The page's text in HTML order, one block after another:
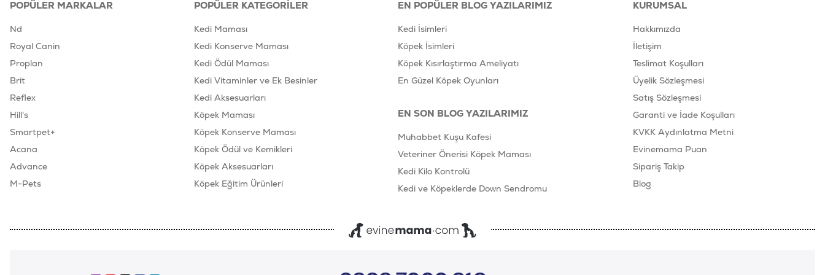
0.4
A Vitamini (IU/kg)
45000
D3 Vitamini (IU/kg)
320
C Vitamini (mg/kg)
B1 Vitamini (Tiyamin) (mg/kg)
2
2
B5 Vitamini (Pantotenik)(mg/kg)
B12 Vitamini (Siyanokobakamin) (mg/kg)
POPÜLER MARKALAR
Nd
Royal Canin
Proplan
Brit
Reflex
Hill's
Smartpet+
Acana
Advance
M-Pets
POPÜLER KATEGORILER
Kedi Maması
Kedi Konserve Maması
Kedi Ödül Maması
Kedi Vitaminler ve Ek Besinler
Kedi Aksesuarları
Köpek Maması
Köpek Konserve Maması
Köpek Ödül ve Kemikleri
Köpek Aksesuarları
Köpek Eğitim Ürünleri
EN POPÜLER BLOG YAZILARIMIZ
Kedi İsimleri
Köpek İsimleri
Köpek Kısırlaştırma Ameliyatı
En Güzel Köpek Oyunları
EN SON BLOG YAZILARIMIZ
Muhabbet Kuşu Kafesi
Veteriner Önerisi Köpek Maması
Kedi Kilo Kontrolü
Kedi ve Köpeklerde Down Sendromu
KURUMSAL
Hakkımızda
İletişim
Teslimat Koşulları
Üyelik Sözleşmesi
Satış Sözleşmesi
Garanti ve İade Koşulları
KVKK Aydınlatma Metni
Evinemama Puan
Sipariş Takip
Blog